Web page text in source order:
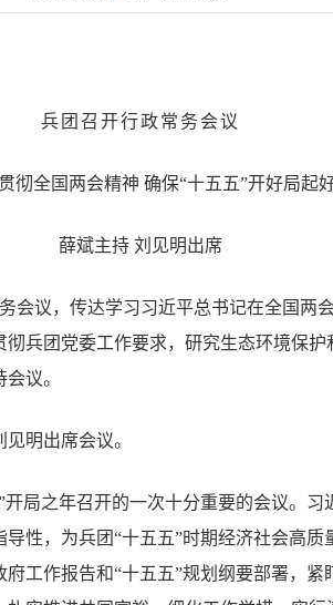
兵团召开行政常务会议
彻全国两会精神 确保“十五五”开好局起
薛斌主持 刘见明出席
会议，传达学习习近平总书记在全国两
兵团党委工作要求，研究生态环境保
议。
明出席会议。
局之年召开的一次十分重要的会议。
性，为兵团“十五五”时期经济社会高
工作报告和“十五五”规划纲要部署，